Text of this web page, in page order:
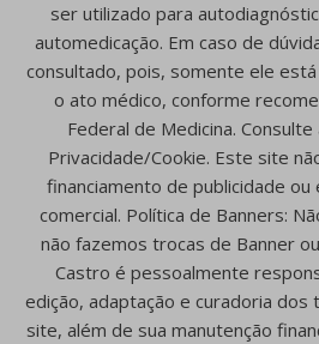
ser utilizado para
automedicação. Em caso de
consultado, pois, somente ele
o ato médico, conforme
Federal de Medicina.
Privacidade/Cookie. Este site
financiamento de publicidade
comercial. Política de Banners:
não fazemos trocas de Banner
Castro é pessoalmente
edição, adaptação e curadoria
site, além de sua manutenção